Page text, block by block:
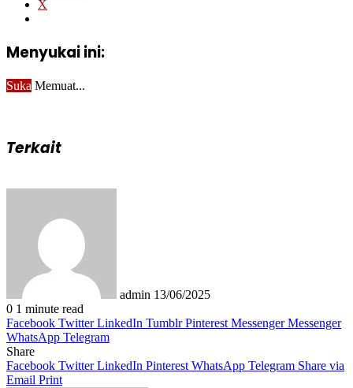
X
Menyukai ini:
Suka Memuat...
Terkait
admin 13/06/2025
0 1 minute read
Facebook Twitter LinkedIn Tumblr Pinterest Messenger Messenger
WhatsApp Telegram
Share
Facebook Twitter LinkedIn Pinterest WhatsApp Telegram Share via
Email Print